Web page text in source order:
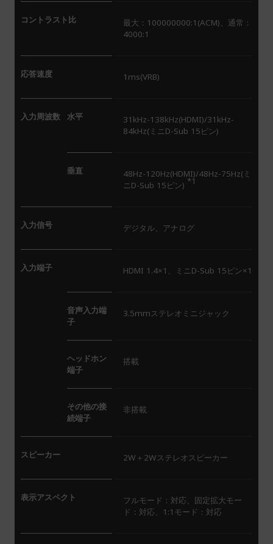
コントラスト比
最大：100000000:1(ACM)、通常：
4000:1
応答速度 1ms(VRB)
入力周波数 水平
31kHz-138kHz(HDMI)/31kHz-
84kHz(ミニD-Sub 15ピン)
垂直
48Hz-120Hz(HDMI)/48Hz-75Hz(ミ
ニD-Sub 15ピン) *1
入力信号 デジタル、アナログ
入力端子 HDMI 1.4×1、ミニD-Sub 15ピン×1
音声入力端
子
3.5mmステレオミニジャック
ヘッドホン
端子
搭載
その他の接
続端子
非搭載
スピーカー 2W＋2Wステレオスピーカー
表示アスペクト
フルモード：対応、固定拡大モー
ド：対応、1:1モード：対応